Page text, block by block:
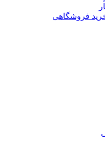
فروشگاهی